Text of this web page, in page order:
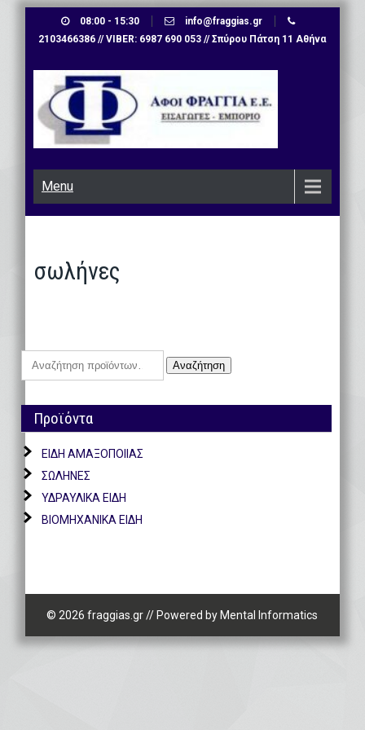
08:00 - 15:30
info@fraggias.gr
2103466386 // VIBER: 6987 690 053 // Σπύρου Πάτση 11 Αθήνα
Menu
σωλήνες
Αναζήτηση
για:
Αναζήτηση
Προϊόντα
ΕΙΔΗ ΑΜΑΞΟΠΟΙΙΑΣ
ΣΩΛΗΝΕΣ
ΥΔΡΑΥΛΙΚΑ ΕΙΔΗ
ΒΙΟΜΗΧΑΝΙΚΑ ΕΙΔΗ
© 2026 fraggias.gr// Powered by Mental Informatics